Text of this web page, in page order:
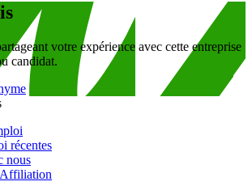
votre expérience avec cette entreprise
candidat.
récentes
nous